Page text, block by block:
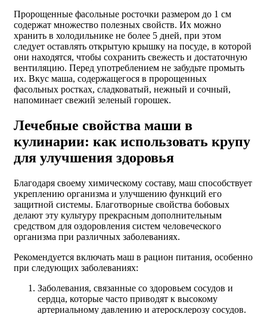
Пророщенные фасольные росточки размером до 1 см
содержат множество полезных свойств. Их можно
хранить в холодильнике не более 5 дней, при этом
следует оставлять открытую крышку на посуде, в которой
они находятся, чтобы сохранить свежесть и достаточную
вентиляцию. Перед употреблением не забудьте промыть
их. Вкус маша, содержащегося в пророщенных
фасольных ростках, сладковатый, нежный и сочный,
напоминает свежий зеленый горошек.
Лечебные свойства маши в
кулинарии: как использовать крупу
для улучшения здоровья
Благодаря своему химическому составу, маш способствует
укреплению организма и улучшению функций его
защитной системы. Благотворные свойства бобовых
делают эту культуру прекрасным дополнительным
средством для оздоровления систем человеческого
организма при различных заболеваниях.
Рекомендуется включать маш в рацион питания, особенно
при следующих заболеваниях:
Заболевания, связанные со здоровьем сосудов и
сердца, которые часто приводят к высокому
артериальному давлению и атеросклерозу сосудов.